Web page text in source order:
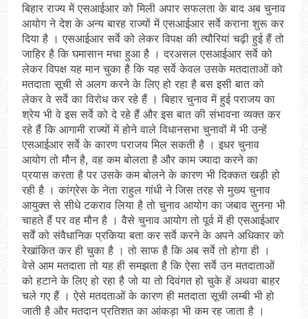
बिहार राज्य में एसआईआर को मिली अपार सफलता के बाद अब चुनाव
आयोग ने देश के अन्य बारह राज्यों में एसआईआर सर्वे कराना शुरू कर
दिया है । एसआईआर सर्वे को लेकर विपक्ष की त्यौरियां चढ़ी हुई हैं तो
जाहिर है कि घमासान मचा हुआ है । दरअसल एसआईआर सर्वे को
लेकर विपक्ष यह मान चुका है कि यह सर्वे केवल उसके मतदाताओं को
मतदाता सूची से अलग करने के लिए हो रहा है बस इसी बात को
लेकर वे सर्वे का विरोध कर रहे हैं । बिहार चुनाव में हुई पराजय का
श्रेय भी वे इस सर्वे को दे रहे हैं और इस बात की संभावना व्यक्त कर
रहे हैं कि आगामी राज्यों में होने वाले विधानसभा चुनावों में भी उन्हें
एसआईआर सर्वे के कारण पराजय मिल सकती है । इधर चुनाव
आयोग तो मौन है, वह कम बोलता है और काम ज्यादा करने का
प्रयास करता है पर उसके कम बोलने के कारण भी दिक्कत खड़ी हो
रही है । कांग्रेस के नेता राहुल गांधी ने जिस तरह से मुख्य चुनाव
आयुक्त से सीधे टकराव लिया है तो चुनाव आयोग का जबाव सुनना भी
चाहते हैं पर वह मौन है । वैसे चुनाव आयोग तो पूर्व में ही एसआईआर
सर्वें को संवैधानिक प्रकिया बता कर सर्वे करने के अपने अधिकार को
रेखांकित कर ही चुका है । तो साफ है कि अब सर्वे तो होगा ही ।
वेसे आम मतदाता तो यह ही समझता है कि ऐसा सर्वे उन मतदाताओं
को हटाने के लिए हो रहा है जो या तो दिवंगत हो चुके हें अथवा बाहर
चले गए हैं । ऐसे मतदताओं के कारण ही मतदाता सूची लम्बी भी हो
जाती है और मतदान प्रतिशत का आंकड़ा भी कम रह जाता है ।